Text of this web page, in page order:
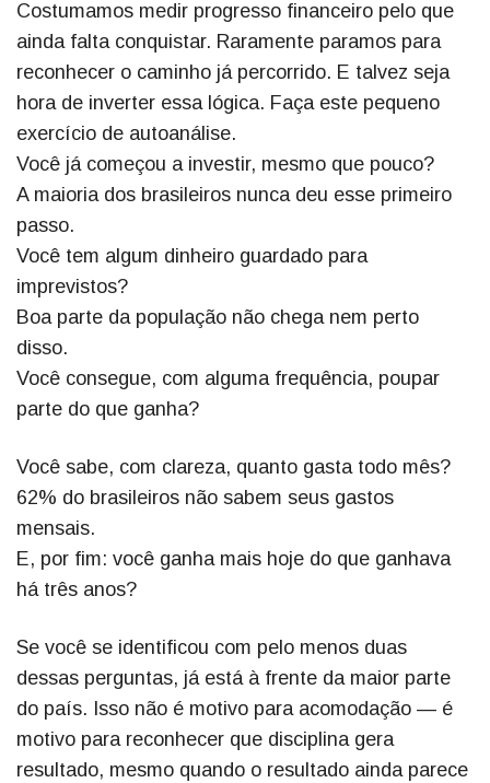
Costumamos medir progresso financeiro pelo que
ainda falta conquistar. Raramente paramos para
reconhecer o caminho já percorrido. E talvez seja
hora de inverter essa lógica. Faça este pequeno
exercício de autoanálise.
Você já começou a investir, mesmo que pouco?
A maioria dos brasileiros nunca deu esse primeiro
passo.
Você tem algum dinheiro guardado para
imprevistos?
Boa parte da população não chega nem perto
disso.
Você consegue, com alguma frequência, poupar
parte do que ganha?
Você sabe, com clareza, quanto gasta todo mês?
62% do brasileiros não sabem seus gastos
mensais.
E, por fim: você ganha mais hoje do que ganhava
há três anos?
Se você se identificou com pelo menos duas
dessas perguntas, já está à frente da maior parte
do país. Isso não é motivo para acomodação — é
motivo para reconhecer que disciplina gera
resultado, mesmo quando o resultado ainda parece